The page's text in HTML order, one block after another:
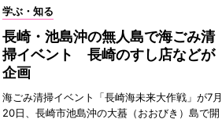
学ぶ・知る
長崎・池島沖の無人島で海ごみ清
掃イベント 長崎のすし店などが
企画
海ごみ清掃イベント「長崎海未来大作戦」が7月
20日、長崎市池島沖の大蟇（おおびき）島で開